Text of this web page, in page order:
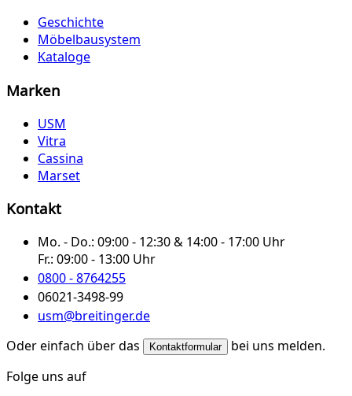
Geschichte
Möbelbausystem
Kataloge
Marken
USM
Vitra
Cassina
Marset
Kontakt
Mo. - Do.: 09:00 - 12:30 & 14:00 - 17:00 Uhr
Fr.: 09:00 - 13:00 Uhr
0800 - 8764255
06021-3498-99
usm@breitinger.de
Oder einfach über das
Kontaktformular
bei uns melden.
Folge uns auf